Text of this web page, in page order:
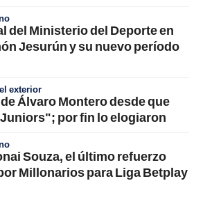
del Ministerio del Deporte en
Jesurún y su nuevo período
exterior
Álvaro Montero desde que
por fin lo elogiaron
Souza, el último refuerzo
Millonarios para Liga Betplay